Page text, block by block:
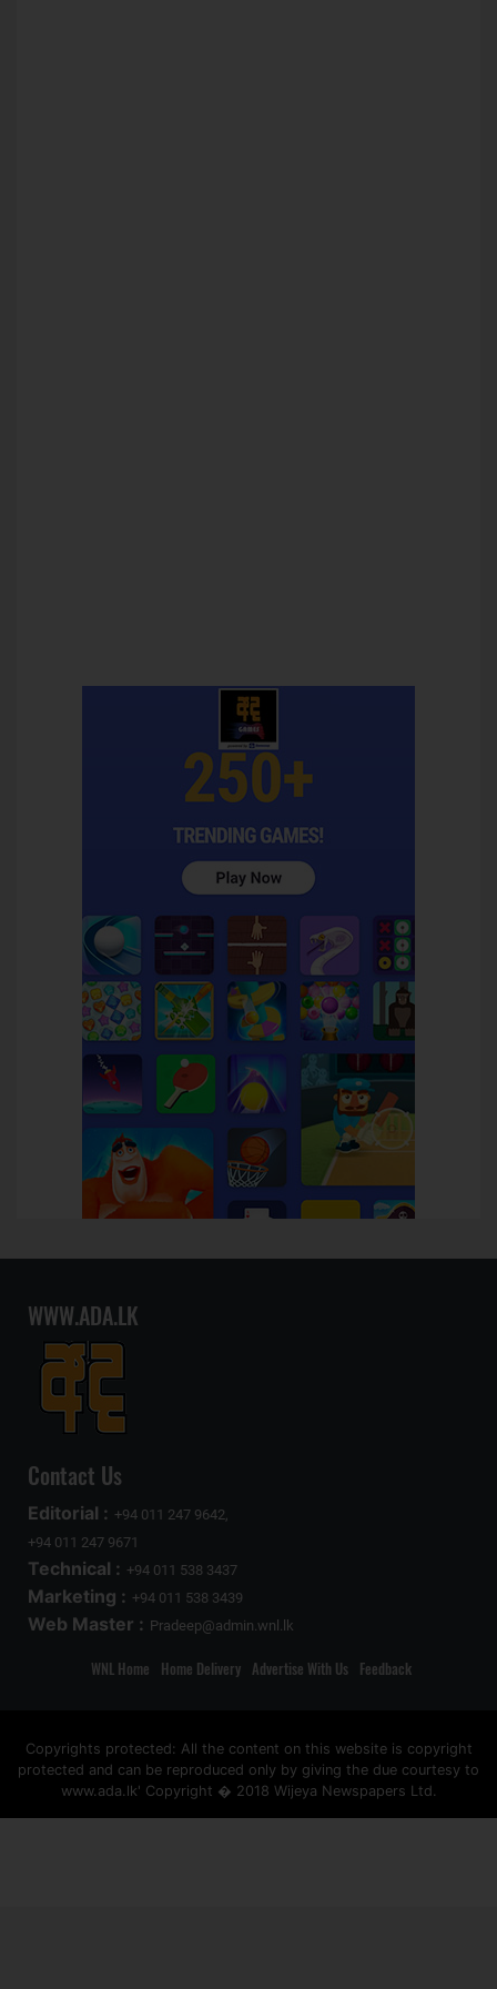
WWW.ADA.LK
Contact Us
Editorial : +94 011 247 9642,
+94 011 247 9671
Technical : +94 011 538 3437
Marketing : +94 011 538 3439
Web Master : Pradeep@admin.wnl.lk
WNL Home Home Delivery Advertise With Us Feedback
Copyrights protected: All the content on this website is copyright
protected and can be reproduced only by giving the due courtesy to
www.ada.lk' Copyright � 2018 Wijeya Newspapers Ltd.